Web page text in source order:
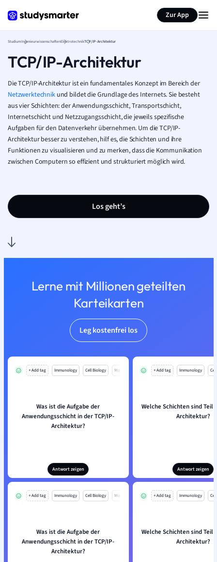
Zur App
StudiumIngenieurwissenschaftenElektrotechnikTCP/IP-Architektur
TCP/IP-Architektur
Die TCP/IP-Architektur ist ein fundamentales Konzept im Bereich der
Netzwerktechnikund bildet die Grundlage des Internets. Sie besteht
aus vier Schichten: der Anwendungsschicht, Transportschicht,
Internetschicht und Netzzugangsschicht, die jeweils spezifische
Aufgaben für den Datenverkehr übernehmen. Um die TCP/IP-
Architektur besser zu verstehen, hilf es, die Schichten und ihre
Funktionen zu visualisieren und zu merken, dass die Kommunikation
zwischen Computern so effizient und strukturiert möglich wird.
Los geht’s
Lerne mit Millionen geteilten
Karteikarten
Leg kostenfrei los
+ Add tag Immunology Cell Biology Mo
Was ist die Aufgabe der
Anwendungsschicht in der TCP/IP-
Architektur?
Antwort zeigen
+ Add tag Immunology
Welche Schichten sind Teil
Architektur?
Antwort zeigen
+ Add tag Immunology Cell Biology Mo
Was ist die Aufgabe der
Anwendungsschicht in der TCP/IP-
Architektur?
+ Add tag Immunology
Welche Schichten sind Teil
Architektur?